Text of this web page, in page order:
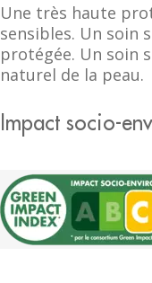
Une très haute
sensibles. Un soin
protégée. Un soin
naturel de la peau.
Impact socio-